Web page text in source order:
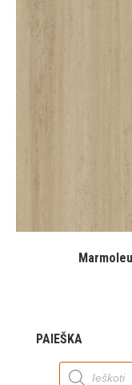
PAIEŠKA
Products
search